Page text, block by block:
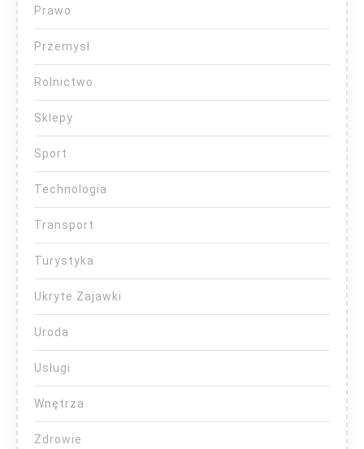
Prawo
Przemysł
Rolnictwo
Sklepy
Sport
Technologia
Transport
Turystyka
Ukryte Zajawki
Uroda
Usługi
Wnętrza
Zdrowie